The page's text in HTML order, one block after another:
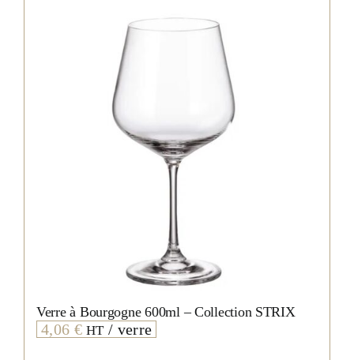
Verre à Bourgogne 600ml – Collection STRIX
4,06 € HT/ verre